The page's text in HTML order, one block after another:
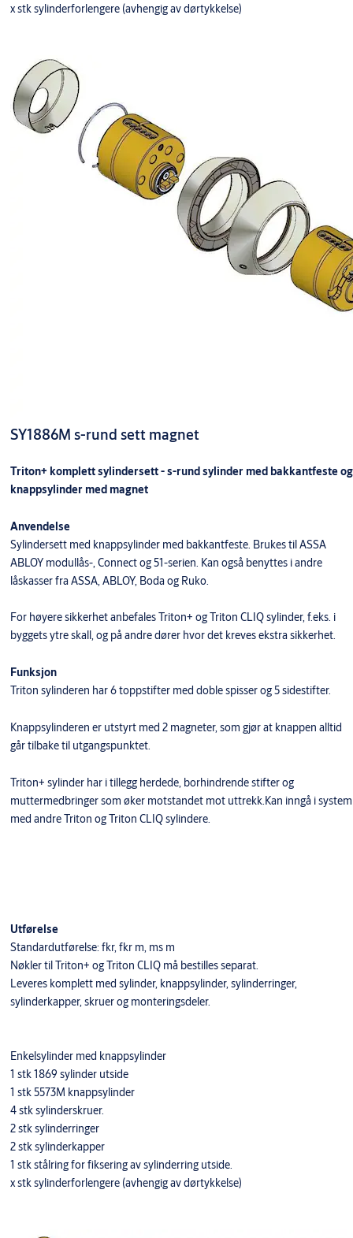
x stk sylinderforlengere (avhengig av dørtykkelse)
SY1886M s-rund sett magnet
Triton+ komplett sylindersett - s-rund sylinder med bakkantfeste og
knappsylinder med magnet
Anvendelse
Sylindersett med knappsylinder med bakkantfeste. Brukes til ASSA
ABLOY modullås-, Connect og 51-serien. Kan også benyttes i andre
låskasser fra ASSA, ABLOY, Boda og Ruko.
For høyere sikkerhet anbefales Triton+ og Triton CLIQ sylinder, f.eks. i
byggets ytre skall, og på andre dører hvor det kreves ekstra sikkerhet.
Funksjon
Triton sylinderen har 6 toppstifter med doble spisser og 5 sidestifter.
Knappsylinderen er utstyrt med 2 magneter, som gjør at knappen alltid
går tilbake til utgangspunktet.
Triton+ sylinder har i tillegg herdede, borhindrende stifter og
muttermedbringer som øker motstandet mot uttrekk.Kan inngå i system
med andre Triton og Triton CLIQ sylindere.
Utførelse
Standardutførelse: fkr, fkr m, ms m
Nøkler til Triton+ og Triton CLIQ må bestilles separat.
Leveres komplett med sylinder, knappsylinder, sylinderringer,
sylinderkapper, skruer og monteringsdeler.
Enkelsylinder med knappsylinder
1 stk 1869 sylinder utside
1 stk 5573M knappsylinder
4 stk sylinderskruer.
2 stk sylinderringer
2 stk sylinderkapper
1 stk stålring for fiksering av sylinderring utside.
x stk sylinderforlengere (avhengig av dørtykkelse)